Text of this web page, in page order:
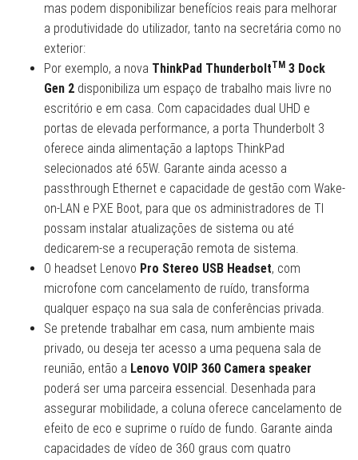
mas podem disponibilizar benefícios reais para melhorar
a produtividade do utilizador, tanto na secretária como no
exterior:
Por exemplo, a nova ThinkPad ThunderboltTM 3 Dock
Gen 2 disponibiliza um espaço de trabalho mais livre no
escritório e em casa. Com capacidades dual UHD e
portas de elevada performance, a porta Thunderbolt 3
oferece ainda alimentação a laptops ThinkPad
selecionados até 65W. Garante ainda acesso a
passthrough Ethernet e capacidade de gestão com Wake-
on-LAN e PXE Boot, para que os administradores de TI
possam instalar atualizações de sistema ou até
dedicarem-se a recuperação remota de sistema.
O headset Lenovo Pro Stereo USB Headset, com
microfone com cancelamento de ruído, transforma
qualquer espaço na sua sala de conferências privada.
Se pretende trabalhar em casa, num ambiente mais
privado, ou deseja ter acesso a uma pequena sala de
reunião, então a Lenovo VOIP 360 Camera speaker
poderá ser uma parceira essencial. Desenhada para
assegurar mobilidade, a coluna oferece cancelamento de
efeito de eco e suprime o ruído de fundo. Garante ainda
capacidades de vídeo de 360 graus com quatro